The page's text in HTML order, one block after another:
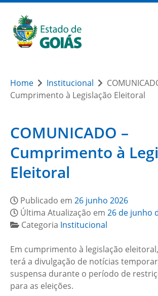
Home Institucional
Cumprimento à Legislação Eleitoral
COMUNICADO –
Cumprimento à
Eleitoral
Publicado em 26 junho 2026
Última Atualização em 26 de junho
Categoria Institucional
Em cumprimento à legislação
terá a divulgação de notícias
suspensa durante o período de
para as eleições.